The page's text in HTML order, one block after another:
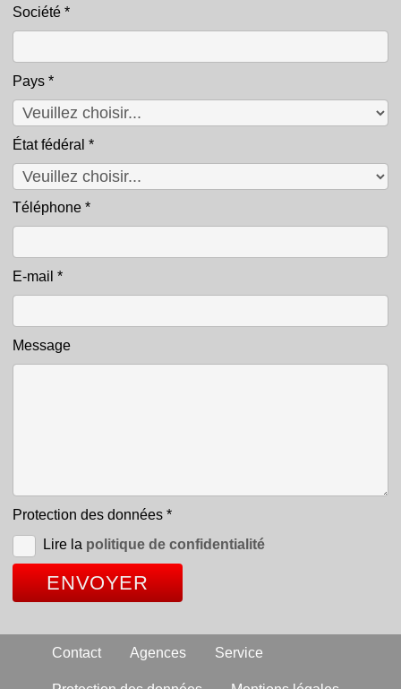
Société *
Pays *
État fédéral *
Téléphone *
E-mail *
Message
Protection des données *
Lire la politique de confidentialité
Contact Agences Service